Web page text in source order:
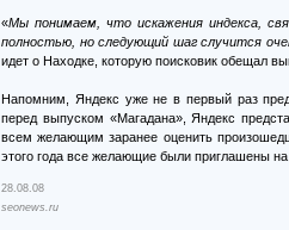
«Мы понимаем, что искажения индекса,
полностью, но следующий шаг случится
идет о Находке, которую поисковик обещал
Напомним, Яндекс уже не в первый раз
перед выпуском «Магадана», Яндекс
всем желающим заранее оценить
этого года все желающие были приглашены
28.08.08
seonews.ru